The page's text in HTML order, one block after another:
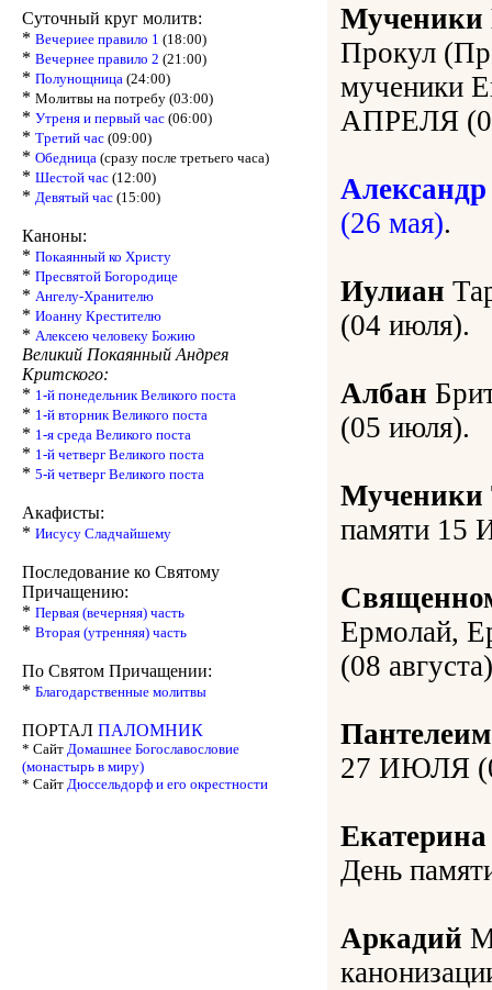
Суточный круг молитв:
* Вечериее правило 1 (18:00)
* Вечернее правило 2 (21:00)
* Полунощница (24:00)
* Молитвы на потребу (03:00)
* Утреня и первый час (06:00)
* Третий час (09:00)
* Обедница (сразу после третьего часа)
* Шестой час (12:00)
* Девятый час (15:00)
Каноны:
* Покаянный ко Христу
* Пресвятой Богородице
* Ангелу-Хранителю
* Иоанну Крестителю
* Алексею человеку Божию
Великий Покаянный Андрея
Критского:
* 1-й понедельник Великого поста
* 1-й вторник Великого поста
* 1-я среда Великого поста
* 1-й четверг Великого поста
* 5-й четверг Великого поста
Акафисты:
* Иисусу Сладчайшему
Последование ко Святому
Причащению:
* Первая (вечерняя) часть
* Вторая (утренняя) часть
По Святом Причащении:
* Благодарственные молитвы
ПОРТАЛ ПАЛОМНИК
* Сайт Домашнее Богославословие
(монастырь в миру)
* Сайт Дюссельдорф и его окрестности
Мученики
Прокул
мученики
АПРЕЛЯ
Александр
(26 мая).
Иулиан
(04 июля).
Албан
(05 июля).
Мученики
памяти 15
Ермолай,
(08
27 ИЮЛЯ
Екатерина
День
Аркадий